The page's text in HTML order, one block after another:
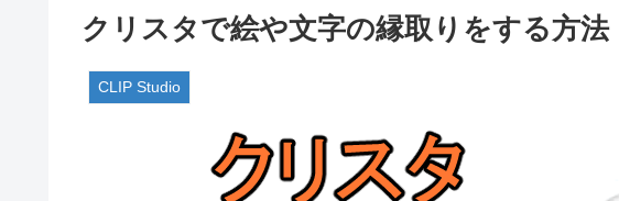
クリスタで絵や文字の縁取りをする方法
CLIP Studio